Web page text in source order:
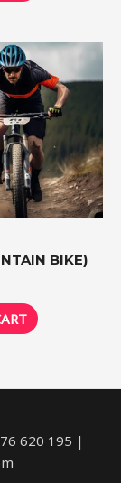
BIKE)
620 195 |